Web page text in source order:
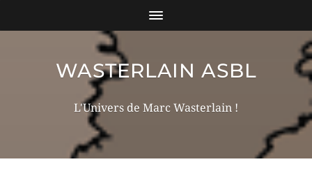
WASTERLAIN ASBL
L'Univers de Marc Wasterlain !